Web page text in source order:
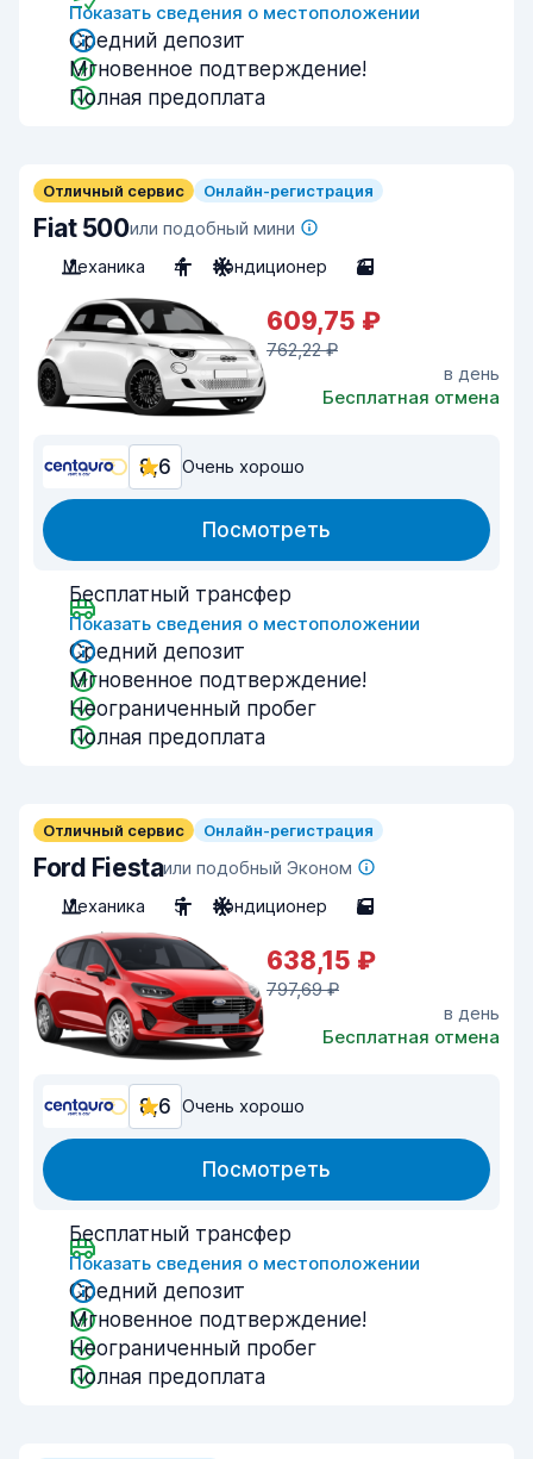
Показать сведения о местоположении
Средний депозит
Мгновенное подтверждение!
Полная предоплата
Отличный сервис Онлайн-регистрация
Fiat 500или подобный мини
Механика
4 Кондиционер 3
609,75 ₽
762,22 ₽
в день
Бесплатная отмена
8,6 Очень хорошо
Посмотреть
Бесплатный трансфер
Показать сведения о местоположении
Средний депозит
Мгновенное подтверждение!
Неограниченный пробег
Полная предоплата
Отличный сервис Онлайн-регистрация
Ford Fiestaили подобный Эконом
Механика
5 Кондиционер 5
638,15 ₽
797,69 ₽
в день
Бесплатная отмена
8,6 Очень хорошо
Посмотреть
Бесплатный трансфер
Показать сведения о местоположении
Средний депозит
Мгновенное подтверждение!
Неограниченный пробег
Полная предоплата